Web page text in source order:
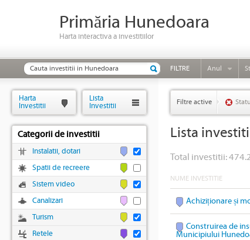
Primăria Hunedoara
Harta interactiva a investitiilor
FILTRE Anul
Filtre active
Lista
Total investitii:
NUME INVESTITIE
Achiziționare și
Construirea de
Municipiului
Harta
Investitii
Lista
Investitii
Categorii de investitii
Instalatii, dotari
Spatii de recreere
Sistem video
Canalizari
Turism
Retele